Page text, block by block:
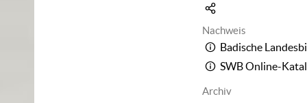
Nachweis
Badische
SWB Online-
Archiv